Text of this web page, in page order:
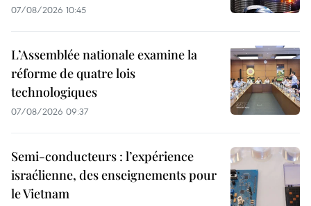
07/08/2026 10:45
L’Assemblée nationale examine la
réforme de quatre lois
technologiques
07/08/2026 09:37
Semi-conducteurs : l’expérience
israélienne, des enseignements pour
le Vietnam